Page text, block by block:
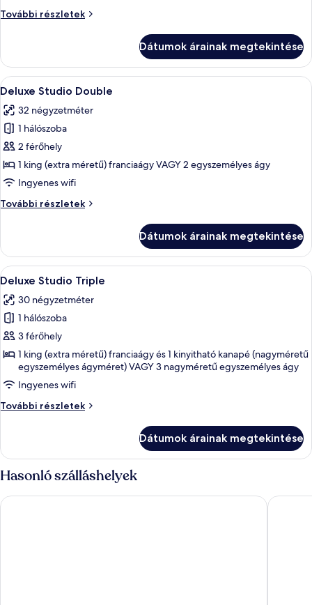
Double
További részletek
Standard
részletei
Dátumok árainak megtekintése
A
következő
szoba
összes
képének
megtekintése:
Deluxe
Double
Egy szállodai szoba, amelyben egy
13
Deluxe Studio Double
32 négyzetméter
1 hálószoba
2 férőhely
1 king (extra méretű) franciaágy VAGY 2 egyszemélyes ágy
Ingyenes wifi
További részletek
Deluxe
részletei
Dátumok árainak megtekintése
A
következő
szoba
összes
képének
megtekintése:
Deluxe
Studio
Triple
Egy szállodai szoba, amelyben egy
8
Deluxe Studio Triple
30 négyzetméter
1 hálószoba
3 férőhely
1 king (extra méretű) franciaágy és 1 kinyitható kanapé (nagyméretű
egyszemélyes ágyméret) VAGY 3 nagyméretű egyszemélyes ágy
Ingyenes wifi
További részletek
Deluxe
részletei
Dátumok árainak megtekintése
Hasonló szálláshelyek
Hotel Mediterran Carlton